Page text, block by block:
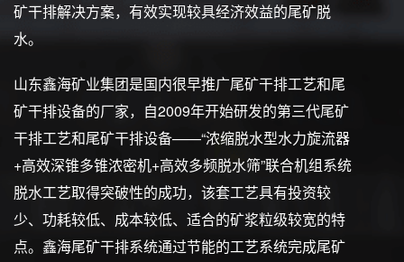
矿干排解决方案，有效实现较具经济效益的尾矿脱
水。
山东鑫海矿业集团是国内很早推广尾矿干排工艺和尾
矿干排设备的厂家，自2009年开始研发的第三代尾矿
干排工艺和尾矿干排设备——“浓缩脱水型水力旋流器
+高效深锥多锥浓密机+高效多频脱水筛”联合机组系统
脱水工艺取得突破性的成功，该套工艺具有投资较
少、功耗较低、成本较低、适合的矿浆粒级较宽的特
点。鑫海尾矿干排系统通过节能的工艺系统完成尾矿